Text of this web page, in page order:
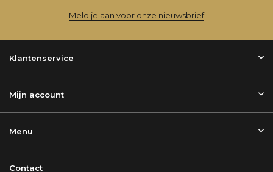
Meld je aan voor onze nieuwsbrief
Klantenservice
Mijn account
Menu
Contact